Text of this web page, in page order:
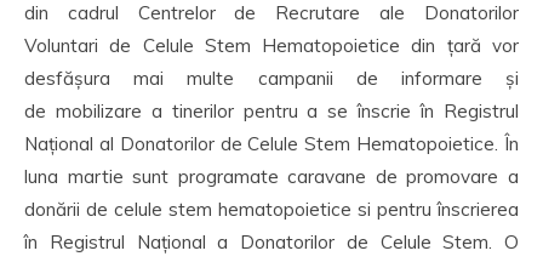
din cadrul Centrelor de Recrutare ale Donatorilor
Voluntari de Celule Stem Hematopoietice din țară vor
desfășura mai multe campanii de informare și
de mobilizare a tinerilor pentru a se înscrie în Registrul
Național al Donatorilor de Celule Stem Hematopoietice. În
luna martie sunt programate caravane de promovare a
donării de celule stem hematopoietice si pentru înscrierea
în Registrul Național a Donatorilor de Celule Stem. O